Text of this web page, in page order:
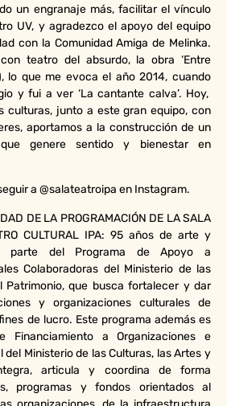
un engranaje más, facilitar el vínculo
UV, y agradezco el apoyo del equipo
con la Comunidad Amiga de Melinka.
teatro del absurdo, la obra ‘Entre
lo que me evoca el año 2014, cuando
y fui a ver ‘La cantante calva’. Hoy,
culturas, junto a este gran equipo, con
aportamos a la construcción de un
genere sentido y bienestar en
a @salateatroipa en Instagram.
DE LA PROGRAMACIÓN DE LA SALA
CULTURAL IPA: 95 años de arte y
parte del Programa de Apoyo a
Colaboradoras del Ministerio de las
Patrimonio, que busca fortalecer y dar
y organizaciones culturales de
de lucro. Este programa además es
Financiamiento a Organizaciones e
Ministerio de las Culturas, las Artes y
articula y coordina de forma
programas y fondos orientados al